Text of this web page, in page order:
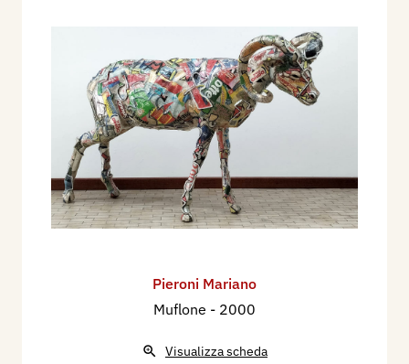
Pieroni Mariano
Muflone - 2000
Visualizza scheda